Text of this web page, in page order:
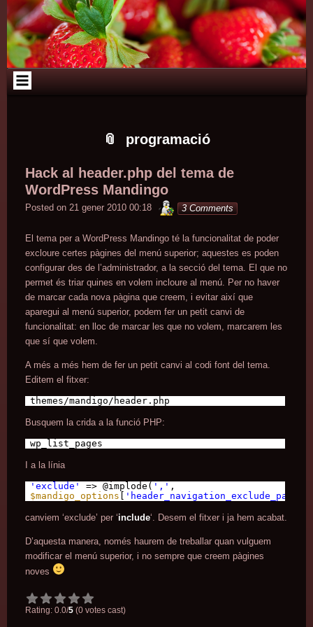
Skip
to
content
Skip
to
TEXT-
2
Skip
to
RECENT-
POSTS-
2
Skip
to
PAGES-
2
Skip
to
TAG_CLOUD-
2
Skip
to
TEXT-
5
Skip
to
TEXT-
3
Skip
to
CATEGORIES-
437071482
Skip
to
ARCHIVES-
2
Skip
to
CALENDAR-
2
Skip
to
LINKS-
2
Skip
to
LINKS-
3
Skip
to
LINKS-
4
programació
Hack al header.php del tema de
WordPress Mandingo
Posted on 21 gener 2010 00:18 minterior
3 Comments
El tema per a WordPress Mandingo té la funcionalitat de poder
excloure certes pàgines del menú superior; aquestes es poden
configurar des de l’administrador, a la secció del tema. El que no
permet és triar quines en volem incloure al menú. Per no haver
de marcar cada nova pàgina que creem, i evitar així que
aparegui al menú superior, podem fer un petit canvi de
funcionalitat: en lloc de marcar les que no volem, marcarem les
que sí que volem.
A més a més hem de fer un petit canvi al codi font del tema.
Editem el fitxer:
themes/mandigo/header.php
Busquem la crida a la funció PHP:
wp_list_pages
I a la línia
'exclude'
=> @implode( ',' ,
$mandigo_options
'header_navigation_exclude_pages'
canviem ‘exclude’ per ‘include‘. Desem el fitxer i ja hem acabat.
D’aquesta manera, només haurem de treballar quan vulguem
modificar el menú superior, i no sempre que creem pàgines
noves
Rating: 0.0/5 (0 votes cast)